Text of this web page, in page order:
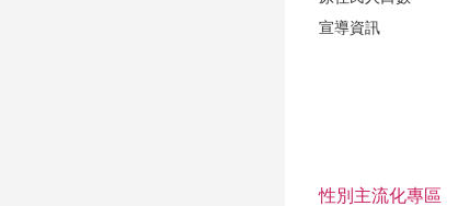
宣導資訊
性別主流化專區